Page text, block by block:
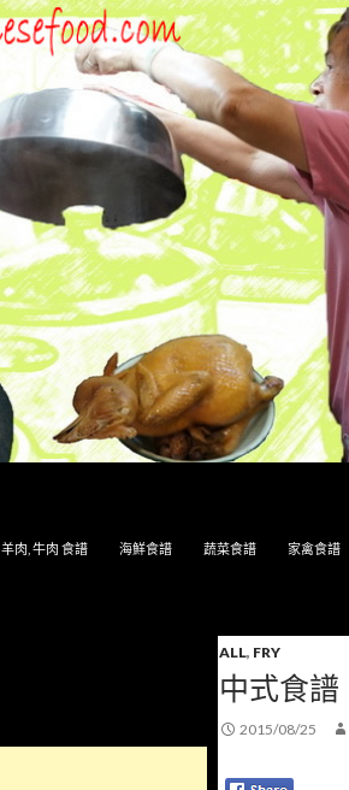
羊肉, 牛肉 食譜 海鮮食譜 蔬菜食譜 家禽食譜
ALL, FRY
中式食
2015/08/25